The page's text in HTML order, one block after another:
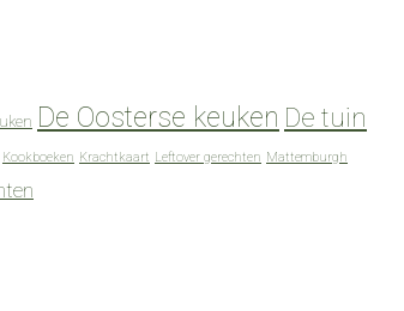
De Oosterse keuken De tuin
Kookboeken Krachtkaart Leftover gerechten Mattemburgh